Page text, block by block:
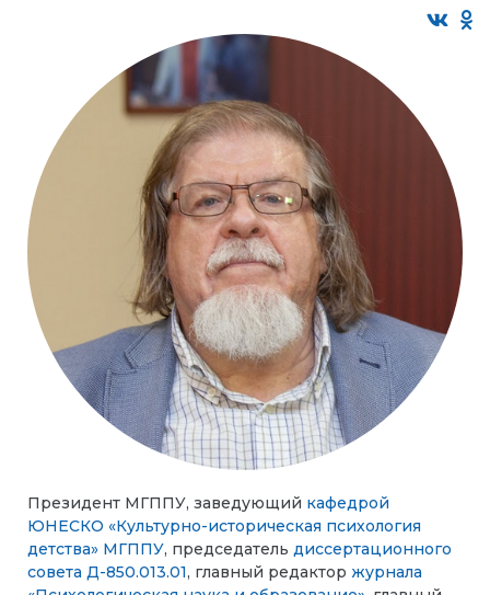
Президент МГППУ, заведующий кафедрой
ЮНЕСКО «Культурно-историческая психология
детства» МГППУ, председатель диссертационного
совета Д-850.013.01, главный редактор журнала